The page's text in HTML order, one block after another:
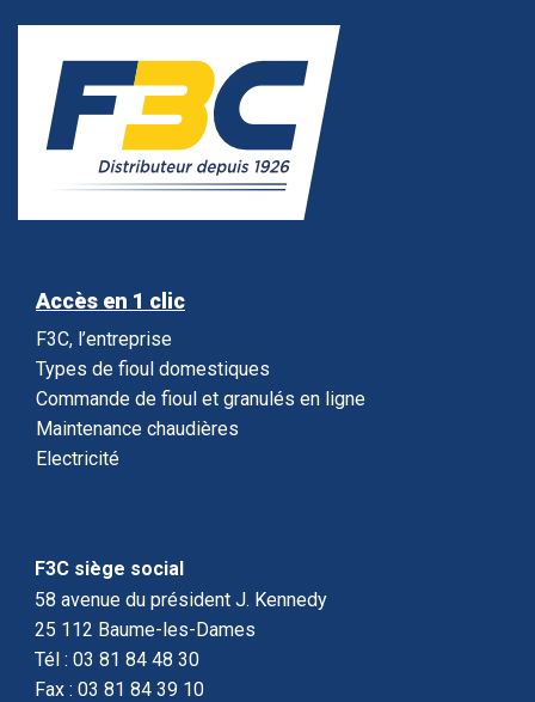
Accès en 1 clic
F3C, l’entreprise
Types de fioul domestiques
Commande de fioul et granulés en ligne
Maintenance chaudières
Electricité
F3C siège social
58 avenue du président J. Kennedy
25 112 Baume-les-Dames
Tél : 03 81 84 48 30
Fax : 03 81 84 39 10